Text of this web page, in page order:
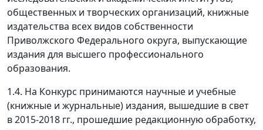
общественных и творческих организаций, книжные
издательства всех видов собственности
Приволжского Федерального округа, выпускающие
издания для высшего профессионального
образования.
1.4. На Конкурс принимаются научные и учебные
(книжные и журнальные) издания, вышедшие в свет
в 2015-2018 гг., прошедшие редакционную обработку,